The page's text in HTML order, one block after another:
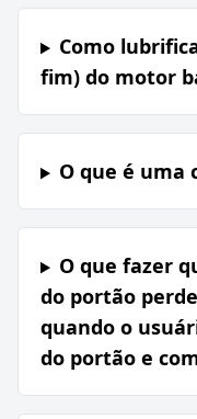
Como
fim) do motor
O que é uma
O que fazer
do portão
quando o
do portão e